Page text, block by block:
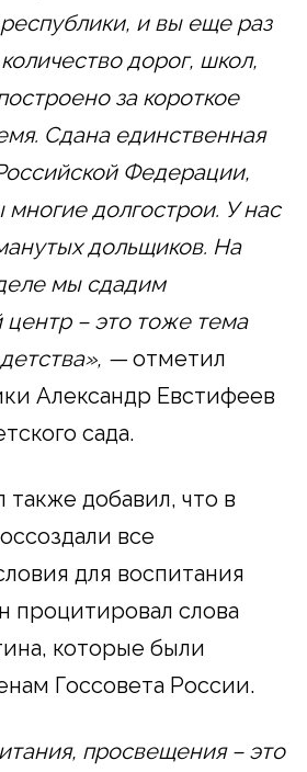
и вы еще раз
дорог, школ,
за короткое
Сдана единственная
Федерации,
долгострои. У нас
дольщиков. На
мы сдадим
центр – это тоже тема
— отметил
Александр Евстифеев
сада.
также добавил, что в
все
для воспитания
процитировал слова
которые были
Госсовета России.
просвещения – это